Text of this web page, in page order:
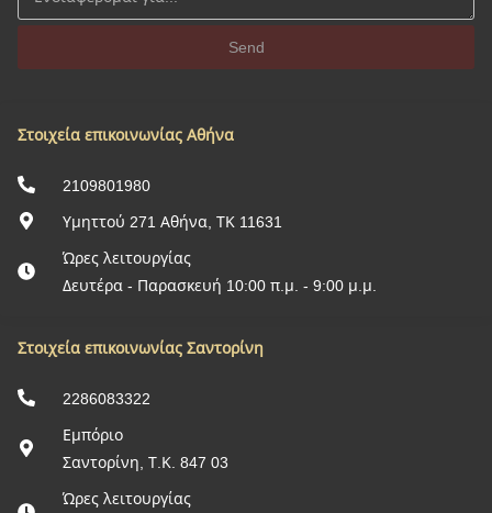
Στοιχεία επικοινωνίας Σαντορίνη
2286083322
Εμπόριο
Σαντορίνη, Τ.Κ. 847 03
Ώρες λειτουργίας
Στοιχεία επικοινωνίας Αθήνα
2109801980
Υμηττού 271 Αθήνα, ΤΚ 11631
Ώρες λειτουργίας
Δευτέρα - Παρασκευή 10:00 π.μ. - 9:00 μ.μ.
Send